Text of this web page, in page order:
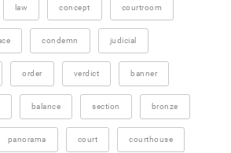
law concept courtroom
condemn judicial
order verdict banner
balance section bronze
panorama court courthouse